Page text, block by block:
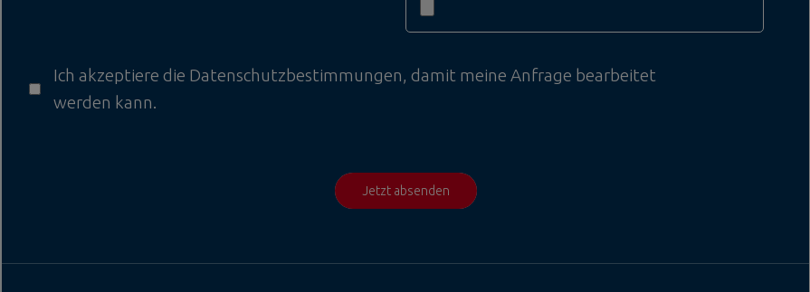
Ich akzeptiere die Datenschutzbestimmungen, damit meine Anfrage bearbeitet
werden kann.
Jetzt absenden